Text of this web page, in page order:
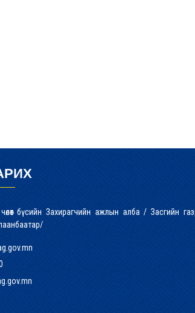
бүсийн Захирагчийн ажлын алба / Засгийн